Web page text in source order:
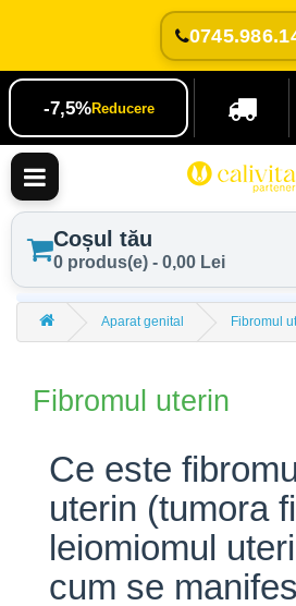
-7,5%Reducere
Coșul tău
0 produs(e) - 0,00 Lei
Aparat genital Fibromul
Fibromul uterin
Ce este
uterin (tumora
leiomiomul
cum se